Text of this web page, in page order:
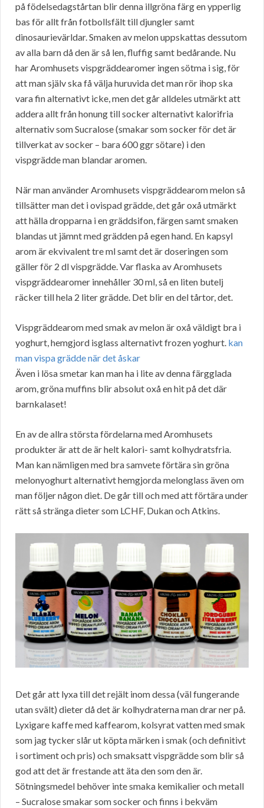
på födelsedagstårtan blir denna illgröna färg en ypperlig
bas för allt från fotbollsfält till djungler samt
dinosaurievärldar. Smaken av melon uppskattas dessutom
av alla barn då den är så len, fluffig samt bedårande. Nu
har Aromhusets vispgräddearomer ingen sötma i sig, för
att man själv ska få välja huruvida det man rör ihop ska
vara fin alternativt icke, men det går alldeles utmärkt att
addera allt från honung till socker alternativt kalorifria
alternativ som Sucralose (smakar som socker för det är
tillverkat av socker – bara 600 ggr sötare) i den
vispgrädde man blandar aromen.
När man använder Aromhusets vispgräddearom melon så
tillsätter man det i ovispad grädde, det går oxå utmärkt
att hälla dropparna i en gräddsifon, färgen samt smaken
blandas ut jämnt med grädden på egen hand. En kapsyl
arom är ekvivalent tre ml samt det är doseringen som
gäller för 2 dl vispgrädde. Var flaska av Aromhusets
vispgräddearomer innehåller 30 ml, så en liten butelj
räcker till hela 2 liter grädde. Det blir en del tårtor, det.
Vispgräddearom med smak av melon är oxå väldigt bra i
yoghurt, hemgjord isglass alternativt frozen yoghurt. kan
man vispa grädde när det åskar
Även i lösa smetar kan man ha i lite av denna färgglada
arom, gröna muffins blir absolut oxå en hit på det där
barnkalaset!
En av de allra största fördelarna med Aromhusets
produkter är att de är helt kalori- samt kolhydratsfria.
Man kan nämligen med bra samvete förtära sin gröna
melonyoghurt alternativt hemgjorda melonglass även om
man följer någon diet. De går till och med att förtära under
rätt så stränga dieter som LCHF, Dukan och Atkins.
Det går att lyxa till det rejält inom dessa (väl fungerande
utan svält) dieter då det är kolhydraterna man drar ner på.
Lyxigare kaffe med kaffearom, kolsyrat vatten med smak
som jag tycker slår ut köpta märken i smak (och definitivt
i sortiment och pris) och smaksatt vispgrädde som blir så
god att det är frestande att äta den som den är.
Sötningsmedel behöver inte smaka kemikalier och metall
– Sucralose smakar som socker och finns i bekväm